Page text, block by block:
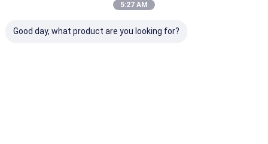
5:27 AM
Good day, what product are you looking for?